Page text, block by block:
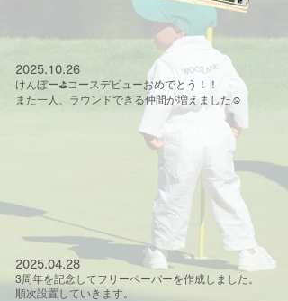
2025.10.26
けんぼー⛳コースデビューおめでとう！！
また一人、ラウンドできる仲間が増えました ☺
2025.04.28
3周年を記念してフリーペーパーを作成しました。
順次設置していきます。